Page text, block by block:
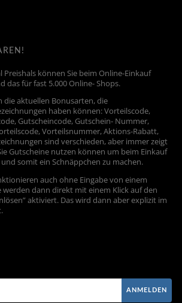
Preishals können Sie beim Online-Einkauf
das für fast 5.000 Online- Shops.
die aktuellen Bonusarten, die
haben können: Vorteilscode,
Gutscheincode, Gutschein- Nummer,
Vorteilsnummer, Aktions-Rabatt,
sind verschieden, aber immer zeigt
Gutscheine nutzen können um beim Einkauf
somit ein Schnäppchen zu machen.
auch ohne Eingabe von einem
werden dann direkt mit einem Klick auf den
aktiviert. Das wird dann aber explizit im
ANMELDEN